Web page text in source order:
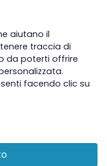
aiutano il
traccia di
da poterti offrire
facendo clic su